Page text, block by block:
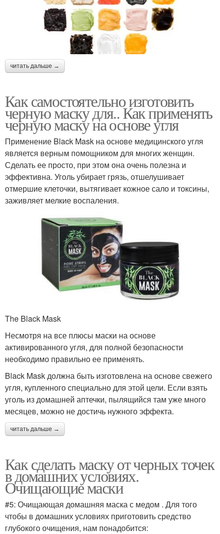
читать дальше →
Как самостоятельно изготовить
черную маску для.. Как применять
черную маску на основе угля
Применение Black Mask на основе медицинского угля
является верным помощником для многих женщин.
Сделать ее просто, при этом она очень полезна и
эффективна. Уголь убирает грязь, отшелушивает
отмершие клеточки, вытягивает кожное сало и токсины,
заживляет мелкие воспаления.
The Black Mask
Несмотря на все плюсы маски на основе
активированного угля, для полной безопасности
необходимо правильно ее применять.
Black Mask должна быть изготовлена на основе свежего
угля, купленного специально для этой цели. Если взять
уголь из домашней аптечки, пылящийся там уже много
месяцев, можно не достичь нужного эффекта.
читать дальше →
Как сделать маску от черных точек
в домашних условиях.
Очищающие маски
#5: Очищающая домашняя маска с медом . Для того
чтобы в домашних условиях приготовить средство
глубокого очищения, нам понадобится: